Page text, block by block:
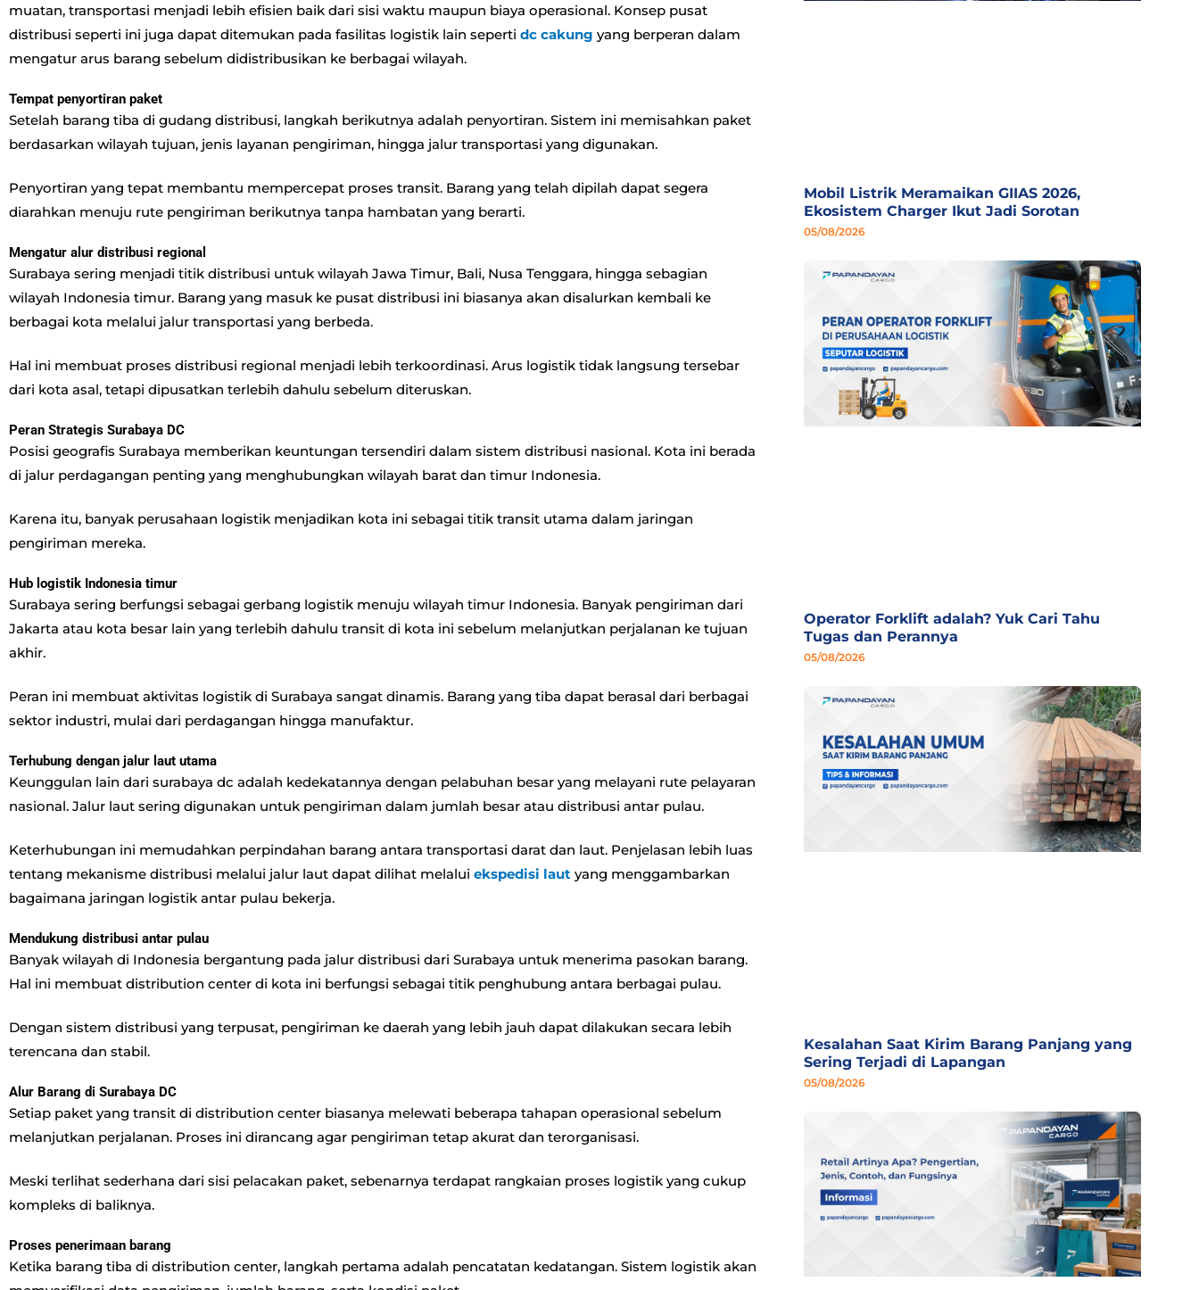
muatan, transportasi menjadi lebih efisien baik dari sisi waktu maupun biaya operasional. Konsep pusat
distribusi seperti ini juga dapat ditemukan pada fasilitas logistik lain seperti dc cakung yang berperan dalam
mengatur arus barang sebelum didistribusikan ke berbagai wilayah.
Tempat penyortiran paket
Setelah barang tiba di gudang distribusi, langkah berikutnya adalah penyortiran. Sistem ini memisahkan paket
berdasarkan wilayah tujuan, jenis layanan pengiriman, hingga jalur transportasi yang digunakan.
Penyortiran yang tepat membantu mempercepat proses transit. Barang yang telah dipilah dapat segera
diarahkan menuju rute pengiriman berikutnya tanpa hambatan yang berarti.
Mengatur alur distribusi regional
Surabaya sering menjadi titik distribusi untuk wilayah Jawa Timur, Bali, Nusa Tenggara, hingga sebagian
wilayah Indonesia timur. Barang yang masuk ke pusat distribusi ini biasanya akan disalurkan kembali ke
berbagai kota melalui jalur transportasi yang berbeda.
Hal ini membuat proses distribusi regional menjadi lebih terkoordinasi. Arus logistik tidak langsung tersebar
dari kota asal, tetapi dipusatkan terlebih dahulu sebelum diteruskan.
Peran Strategis Surabaya DC
Posisi geografis Surabaya memberikan keuntungan tersendiri dalam sistem distribusi nasional. Kota ini berada
di jalur perdagangan penting yang menghubungkan wilayah barat dan timur Indonesia.
Karena itu, banyak perusahaan logistik menjadikan kota ini sebagai titik transit utama dalam jaringan
pengiriman mereka.
Hub logistik Indonesia timur
Surabaya sering berfungsi sebagai gerbang logistik menuju wilayah timur Indonesia. Banyak pengiriman dari
Jakarta atau kota besar lain yang terlebih dahulu transit di kota ini sebelum melanjutkan perjalanan ke tujuan
akhir.
Peran ini membuat aktivitas logistik di Surabaya sangat dinamis. Barang yang tiba dapat berasal dari berbagai
sektor industri, mulai dari perdagangan hingga manufaktur.
Terhubung dengan jalur laut utama
Keunggulan lain dari surabaya dc adalah kedekatannya dengan pelabuhan besar yang melayani rute pelayaran
nasional. Jalur laut sering digunakan untuk pengiriman dalam jumlah besar atau distribusi antar pulau.
Keterhubungan ini memudahkan perpindahan barang antara transportasi darat dan laut. Penjelasan lebih luas
tentang mekanisme distribusi melalui jalur laut dapat dilihat melalui ekspedisi laut yang menggambarkan
bagaimana jaringan logistik antar pulau bekerja.
Mendukung distribusi antar pulau
Banyak wilayah di Indonesia bergantung pada jalur distribusi dari Surabaya untuk menerima pasokan barang.
Hal ini membuat distribution center di kota ini berfungsi sebagai titik penghubung antara berbagai pulau.
Dengan sistem distribusi yang terpusat, pengiriman ke daerah yang lebih jauh dapat dilakukan secara lebih
terencana dan stabil.
Alur Barang di Surabaya DC
Setiap paket yang transit di distribution center biasanya melewati beberapa tahapan operasional sebelum
melanjutkan perjalanan. Proses ini dirancang agar pengiriman tetap akurat dan terorganisasi.
Meski terlihat sederhana dari sisi pelacakan paket, sebenarnya terdapat rangkaian proses logistik yang cukup
kompleks di baliknya.
Proses penerimaan barang
Ketika barang tiba di distribution center, langkah pertama adalah pencatatan kedatangan. Sistem logistik akan
Mobil Listrik Meramaikan GIIAS 2026,
Ekosistem Charger Ikut Jadi Sorotan
05/08/2026
Operator Forklift adalah? Yuk Cari Tahu
Tugas dan Perannya
05/08/2026
Kesalahan Saat Kirim Barang Panjang yang
Sering Terjadi di Lapangan
05/08/2026